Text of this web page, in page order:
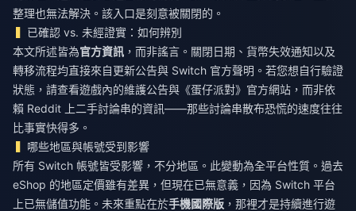
整理也無法解決。該入口是刻意被關閉的。
已確認 vs. 未經證實：如何辨別
本文所述皆為官方資訊 ，而非謠言。關閉日期、貨幣失效通知以及
轉移流程均直接來自更新公告與 Switch 官方聲明。若您想自行驗證
狀態，請查看遊戲內的維護公告與《蛋仔派對》官方網站，而非依
賴 Reddit 上二手討論串的資訊——那些討論串散布恐慌的速度往往
比事實快得多。
哪些地區與帳號受到影響
所有 Switch 帳號皆受影響，不分地區。此變動為全平台性質。過去
eShop 的地區定價雖有差異，但現在已無意義，因為 Switch 平台
上已無儲值功能。未來重點在於手機國際版 ，那裡才是持續進行遊